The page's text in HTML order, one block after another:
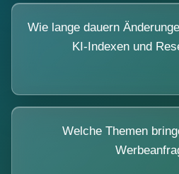
Wie lange dauern
KI-Indexen und
Welche Themen